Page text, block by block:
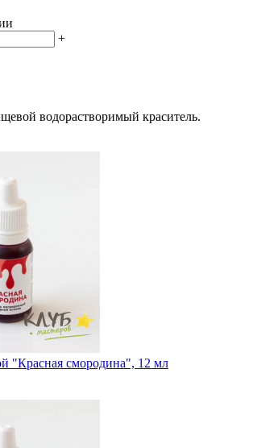
+
водорастворимый краситель.
"Красная смородина", 12 мл